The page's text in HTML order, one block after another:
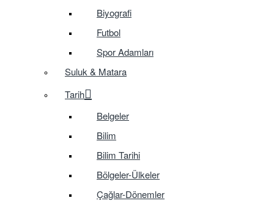
Biyografi
Futbol
Spor Adamları
Suluk & Matara
Tarih
Belgeler
Bilim
Bilim Tarihi
Bölgeler-Ülkeler
Çağlar-Dönemler